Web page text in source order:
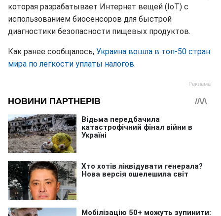
которая разрабатывает Интернет вещей (IoT) с
использованием биосенсоров для быстрой
диагностики безопасности пищевых продуктов.
Как ранее сообщалось, Украина вошла в топ-50 стран
мира по легкости уплаты налогов.